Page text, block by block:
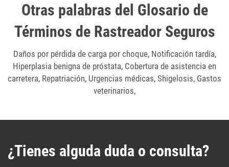
Otras palabras del Glosario de
Términos de Rastreador Seguros
Daños por pérdida de carga por choque, Notificación tardía,
Hiperplasia benigna de próstata, Cobertura de asistencia en
carretera, Repatriación, Urgencias médicas, Shigelosis, Gastos
veterinarios,
¿Tienes alguda duda o consulta?